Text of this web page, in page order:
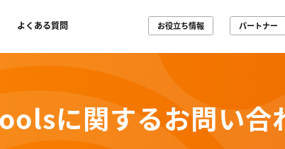
よくある質問 お役立ち情報 パートナー
に関するお問い合